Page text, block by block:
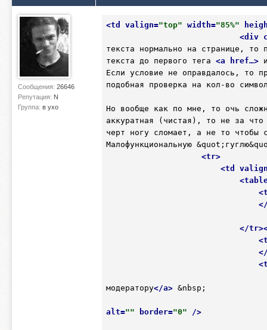
Сообщения: 26646
Репутация: N
Группа: в ухо
<td valign="top" width="85%"
<div
текста нормально на странице, то
текста до первого тега <a href…>
Если условие не оправдалось, то
подобная проверка на кол-во
Но вообще как по мне, то очь
аккуратная (чистая), то не за
черт ногу сломает, а не то чтобы
Малофункциональную
<tr>
<td
<
<
</tr>
<
<
модератору</a> &nbsp;
alt="" border="0" />